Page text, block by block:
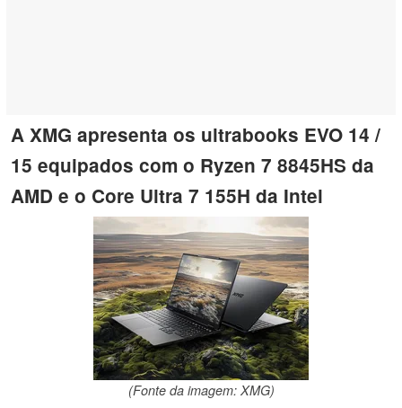
A XMG apresenta os ultrabooks EVO 14 /
15 equipados com o Ryzen 7 8845HS da
AMD e o Core Ultra 7 155H da Intel
(Fonte da imagem: XMG)